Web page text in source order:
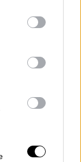
may click to
party tags to
below Google
και
λιγότερο
σε